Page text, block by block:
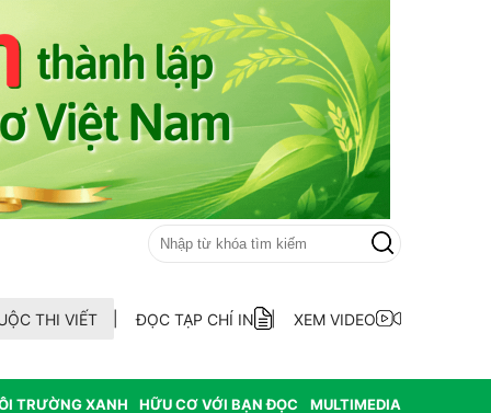
THI VIẾT ĐỌC TẠP CHÍ IN XEM VIDEO
TRƯỜNG XANH HỮU CƠ VỚI BẠN ĐỌC MULTIMEDIA